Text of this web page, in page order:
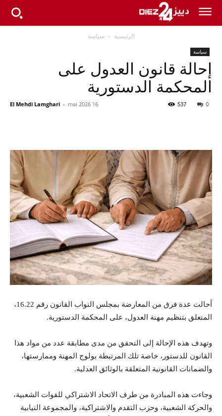
الرئيسية سياسة
سياسة
إحالة قانون العدول على
المحكمة الدستورية
El Mehdi Lamghari - 16 mai 2026 0
537
أحالت عدة فرق من المعارضة بمجلس النواب القانون رقم 16.22،
المتعلق بتنظيم مهنة العدول، على المحكمة الدستورية.
وتهدف هذه الإحالة إلى التحقق من مدى مطابقة عدد من مواد هذا
القانون للدستور، خاصة تلك المرتبطة بولوج المهنة وممارستها،
والضمانات القانونية المتعلقة بالوثائق العدلية.
وجاءت هذه المبادرة من طرف الاتحاد الاشتراكي للقوات الشعبية،
والحركة الشعبية، وحزب التقدم والاشتراكية، والمجموعة النيابية